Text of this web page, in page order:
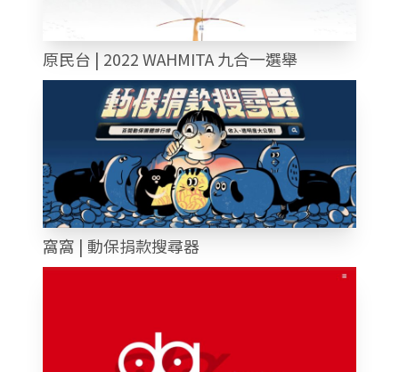
原民台 | 2022 WAHMITA 九合一選舉
窩窩 | 動保捐款搜尋器